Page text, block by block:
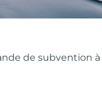
de subvention